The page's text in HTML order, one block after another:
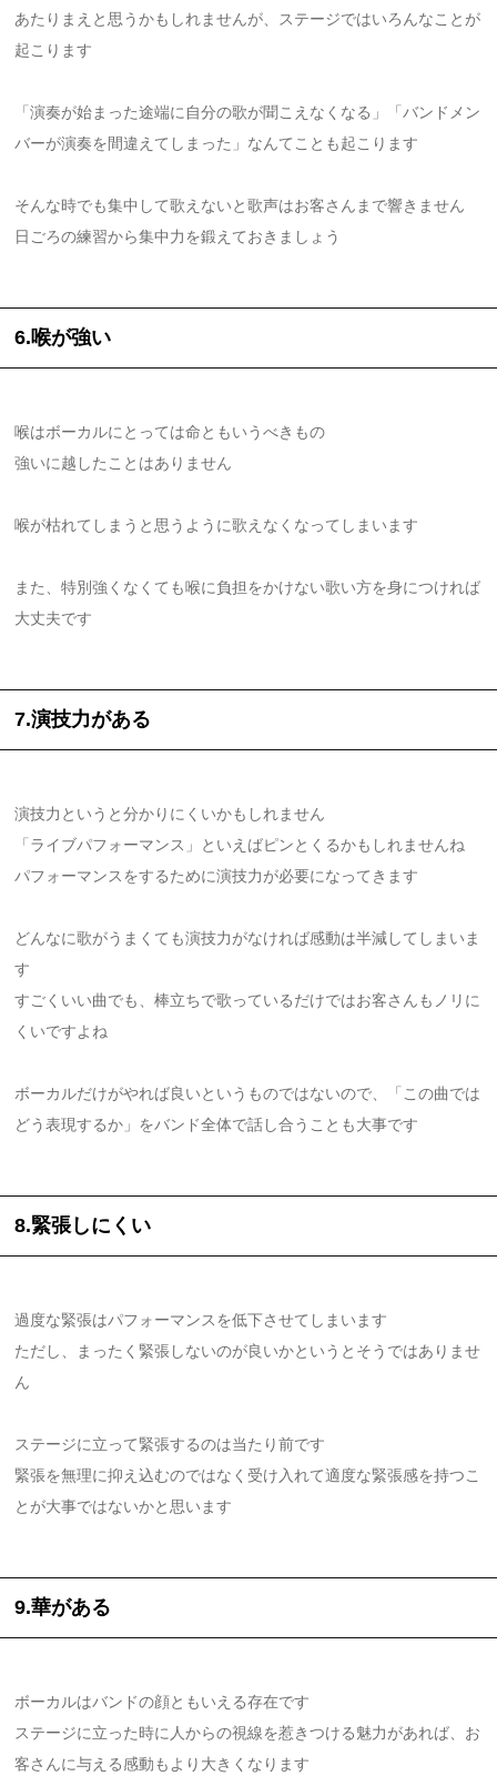
あたりまえと思うかもしれませんが、ステージではいろんなことが
起こります
「演奏が始まった途端に自分の歌が聞こえなくなる」「バンドメン
バーが演奏を間違えてしまった」なんてことも起こります
そんな時でも集中して歌えないと歌声はお客さんまで響きません
日ごろの練習から集中力を鍛えておきましょう
6.喉が強い
喉はボーカルにとっては命ともいうべきもの
強いに越したことはありません
喉が枯れてしまうと思うように歌えなくなってしまいます
また、特別強くなくても喉に負担をかけない歌い方を身につければ
大丈夫です
7.演技力がある
演技力というと分かりにくいかもしれません
「ライブパフォーマンス」といえばピンとくるかもしれませんね
パフォーマンスをするために演技力が必要になってきます
どんなに歌がうまくても演技力がなければ感動は半減してしまいま
す
すごくいい曲でも、棒立ちで歌っているだけではお客さんもノリに
くいですよね
ボーカルだけがやれば良いというものではないので、「この曲では
どう表現するか」をバンド全体で話し合うことも大事です
8.緊張しにくい
過度な緊張はパフォーマンスを低下させてしまいます
ただし、まったく緊張しないのが良いかというとそうではありませ
ん
ステージに立って緊張するのは当たり前です
緊張を無理に抑え込むのではなく受け入れて適度な緊張感を持つこ
とが大事ではないかと思います
9.華がある
ボーカルはバンドの顔ともいえる存在です
ステージに立った時に人からの視線を惹きつける魅力があれば、お
客さんに与える感動もより大きくなります